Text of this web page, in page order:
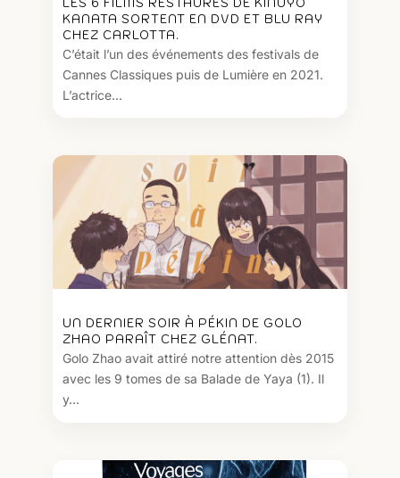
LES 6 FILMS RESTAURÉS DE KINUYO
KANATA SORTENT EN DVD ET BLU RAY
CHEZ CARLOTTA.
C’était l’un des événements des festivals de
Cannes Classiques puis de Lumière en 2021.
L’actrice...
UN DERNIER SOIR À PÉKIN DE GOLO
ZHAO PARAÎT CHEZ GLÉNAT.
Golo Zhao avait attiré notre attention dès 2015
avec les 9 tomes de sa Balade de Yaya (1). Il
y...